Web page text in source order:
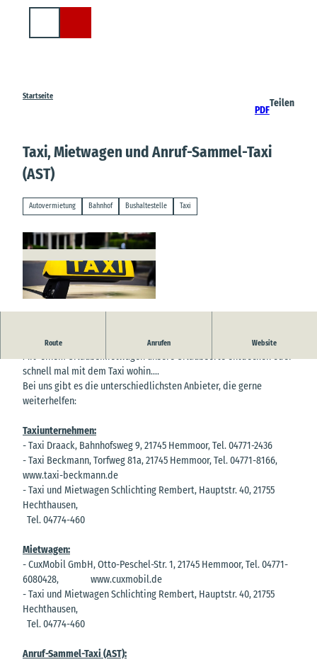
Startseite
PDF
Teilen
Taxi, Mietwagen und Anruf-Sammel-Taxi
(AST)
Autovermietung Bahnhof Bushaltestelle Taxi
Route Anrufen Website
Keinen eigenen PKW dabei? - Kein Problem!
Mit einem Urlaubsmietwagen unsere Urlaubsorte entdecken oder
schnell mal mit dem Taxi wohin....
Bei uns gibt es die unterschiedlichsten Anbieter, die gerne
weiterhelfen:
Taxiunternehmen:
- Taxi Draack, Bahnhofsweg 9, 21745 Hemmoor, Tel. 04771-2436
- Taxi Beckmann, Torfweg 81a, 21745 Hemmoor, Tel. 04771-8166,
www.taxi-beckmann.de
- Taxi und Mietwagen Schlichting Rembert, Hauptstr. 40, 21755
Hechthausen,
Tel. 04774-460
Mietwagen:
- CuxMobil GmbH, Otto-Peschel-Str. 1, 21745 Hemmoor, Tel. 04771-
6080428, www.cuxmobil.de
- Taxi und Mietwagen Schlichting Rembert, Hauptstr. 40, 21755
Hechthausen,
Tel. 04774-460
Anruf-Sammel-Taxi (AST):